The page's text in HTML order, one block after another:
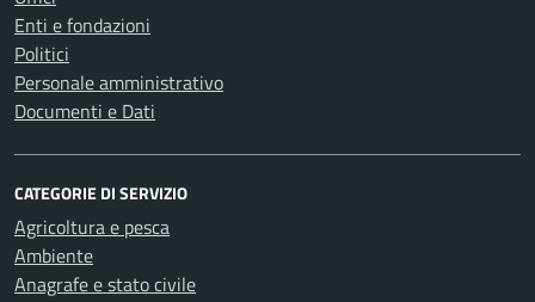
Enti e fondazioni
Politici
Personale amministrativo
Documenti e Dati
CATEGORIE DI SERVIZIO
Agricoltura e pesca
Ambiente
Anagrafe e stato civile